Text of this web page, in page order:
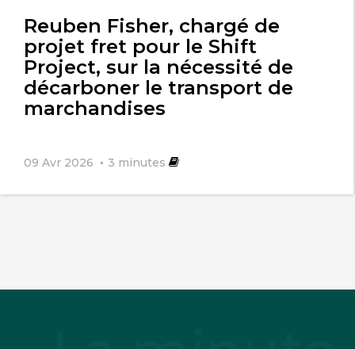
Reuben Fisher, chargé de
projet fret pour le Shift
Project, sur la nécessité de
décarboner le transport de
marchandises
09 Avr 2026 3 minutes